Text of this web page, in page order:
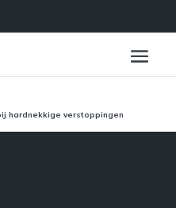
hardnekkige verstoppingen